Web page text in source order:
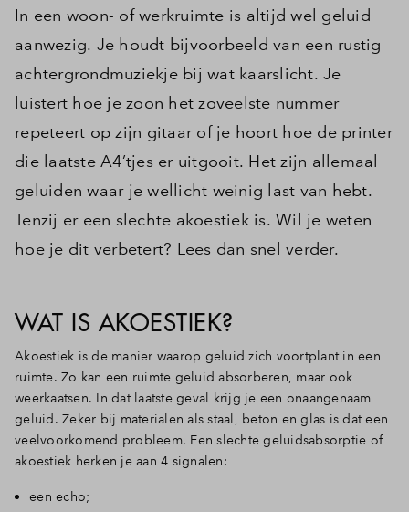
In een woon- of werkruimte is altijd wel geluid
aanwezig. Je houdt bijvoorbeeld van een rustig
achtergrondmuziekje bij wat kaarslicht. Je
luistert hoe je zoon het zoveelste nummer
repeteert op zijn gitaar of je hoort hoe de printer
die laatste A4’tjes er uitgooit. Het zijn allemaal
geluiden waar je wellicht weinig last van hebt.
Tenzij er een slechte akoestiek is. Wil je weten
hoe je dit verbetert? Lees dan snel verder.
WAT IS AKOESTIEK?
Akoestiek is de manier waarop geluid zich voortplant in een
ruimte. Zo kan een ruimte geluid absorberen, maar ook
weerkaatsen. In dat laatste geval krijg je een onaangenaam
geluid. Zeker bij materialen als staal, beton en glas is dat een
veelvoorkomend probleem. Een slechte geluidsabsorptie of
akoestiek herken je aan 4 signalen:
een echo;